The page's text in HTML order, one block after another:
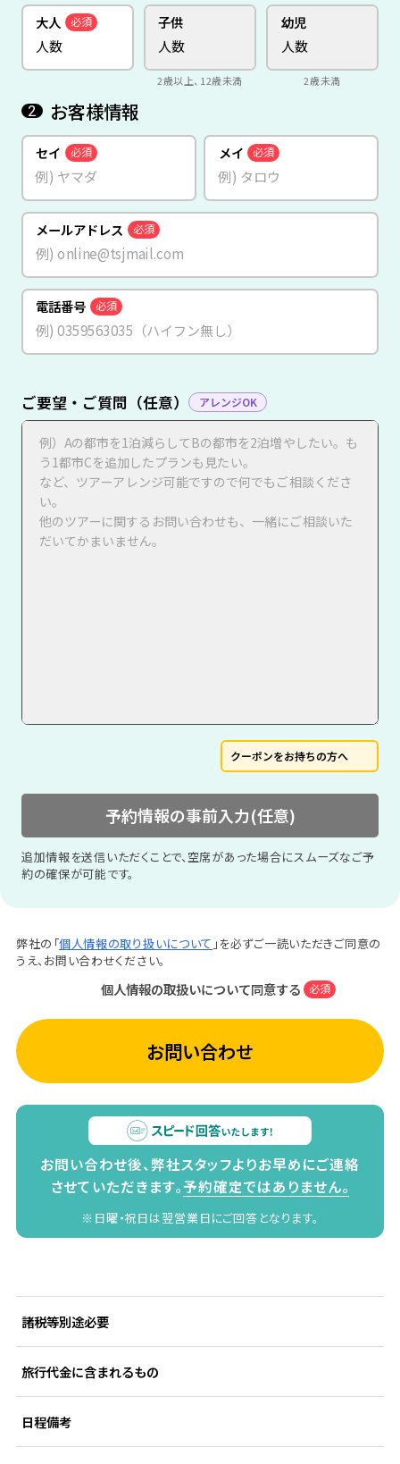
大人 必須 子供
2歳以上、12歳未満
幼児
2歳未満
2 お客様情報
セイ 必須 メイ 必須
メールアドレス 必須
電話番号 必須
ご要望・ご質問（任意） アレンジOK
クーポンをお持ちの方へ
予約情報の事前入力(任意)
追加情報を送信いただくことで、空席があった場合にスムーズなご予
約の確保が可能です。
弊社の「個人情報の取り扱いについて 」を必ずご一読いただきご同意の
うえ、お問い合わせください。
個人情報の取扱いについて同意する 必須
お問い合わせ
お問い合わせ後、弊社スタッフよりお早めにご連絡
させていただきます。予約確定ではありません。
※日曜・祝日は翌営業日にご回答となります。
諸税等別途必要
旅行代金に含まれるもの
日程備考